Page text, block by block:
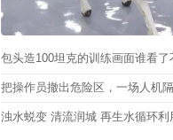
包头造100坦克的训练画面谁看了
把操作员撤出危险区，一场人机
浊水蜕变 清流润城 再生水循环